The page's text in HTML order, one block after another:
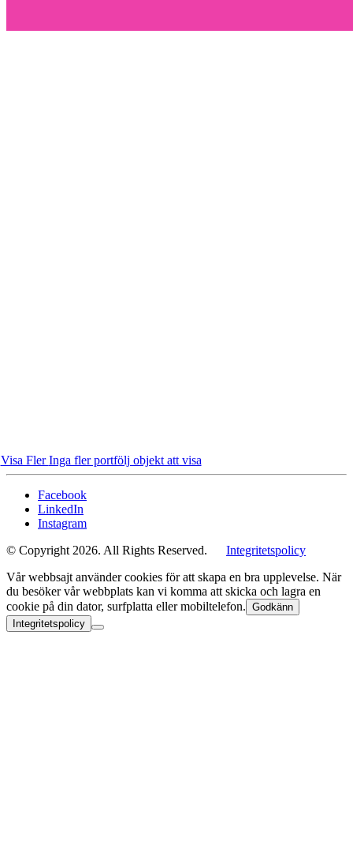
Visa FlerInga fler portfölj objekt att visa
Facebook
LinkedIn
Instagram
© Copyright 2026. All Rights Reserved. Integritetspolicy
Vår webbsajt använder cookies för att skapa en bra upplevelse. När
du besöker vår webbplats kan vi komma att skicka och lagra en
cookie på din dator, surfplatta eller mobiltelefon. Godkänn
Integritetspolicy